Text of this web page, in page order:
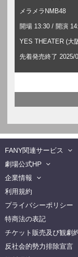
メラメラNMB48
開場 13:30 / 開演
YES THEATER (大
先着発売終了 2025/
FANY関連サービス
劇場公式HP
企業情報
利用規約
プライバシーポリシー
特商法の表記
チケット販売及び観劇
反社会的勢力排除宣言